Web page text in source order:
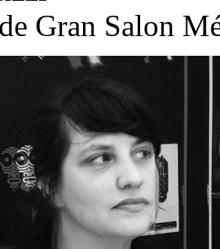
Gran Salon